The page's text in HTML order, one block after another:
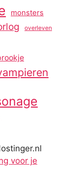
monsters
overleven
voor je